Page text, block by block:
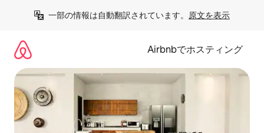
一部の情報は自動翻訳されています。 原文を表示
Airbnbでホスティング